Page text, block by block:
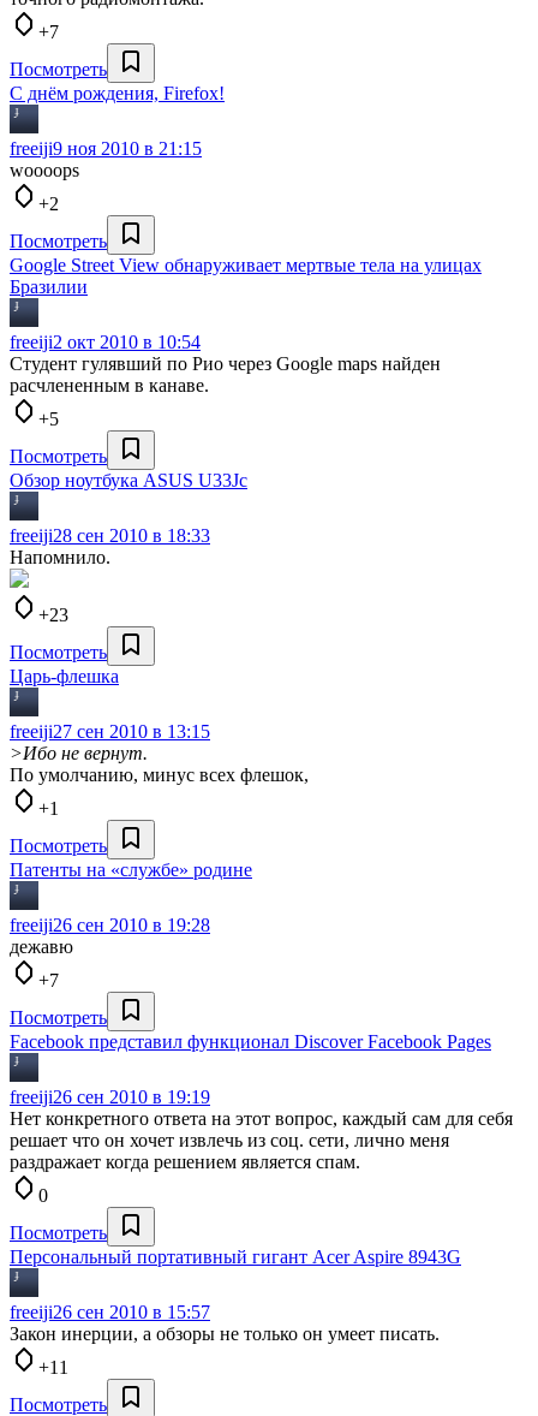
+7
Посмотреть
С днём рождения, Firefox!
freeiji9 ноя 2010 в 21:15
woooops
+2
Посмотреть
Google Street View обнаруживает мертвые тела на улицах
Бразилии
freeiji2 окт 2010 в 10:54
Студент гулявший по Рио через Google maps найден
расчлененным в канаве.
+5
Посмотреть
Обзор ноутбука ASUS U33Jc
freeiji28 сен 2010 в 18:33
Напомнило.
+23
Посмотреть
Царь-флешка
freeiji27 сен 2010 в 13:15
>Ибо не вернут.
По умолчанию, минус всех флешок,
+1
Посмотреть
Патенты на «службе» родине
freeiji26 сен 2010 в 19:28
дежавю
+7
Посмотреть
Facebook представил функционал Discover Facebook Pages
freeiji26 сен 2010 в 19:19
Нет конкретного ответа на этот вопрос, каждый сам для себя
решает что он хочет извлечь из соц. сети, лично меня
раздражает когда решением является спам.
0
Посмотреть
Персональный портативный гигант Acer Aspire 8943G
freeiji26 сен 2010 в 15:57
Закон инерции, а обзоры не только он умеет писать.
+11
Посмотреть